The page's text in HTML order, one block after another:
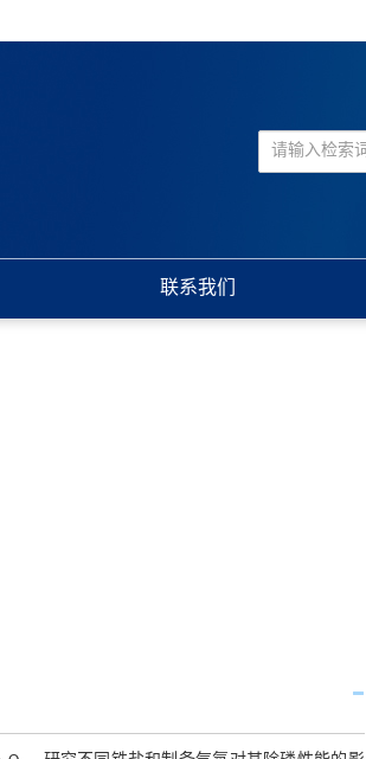
联系我们